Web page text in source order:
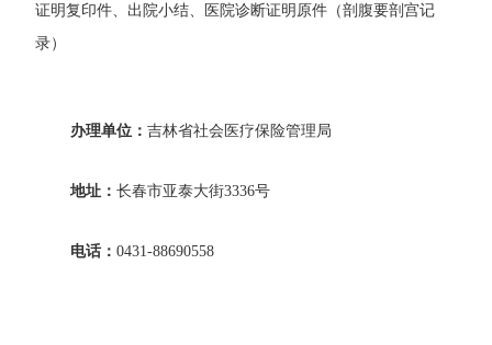
证明复印件、出院小结、医院诊断证明原件（剖腹要剖宫记
录）
办理单位：吉林省社会医疗保险管理局
地址：长春市亚泰大街3336号
电话：0431-88690558